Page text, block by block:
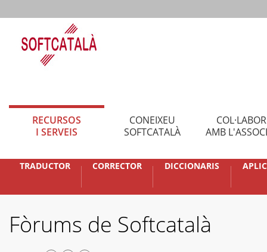
RECURSOS
I SERVEIS
CONEIXEU
SOFTCATALÀ
AMB
TRADUCTOR CORRECTOR DICCIONARIS
Fòrums de Softcatalà